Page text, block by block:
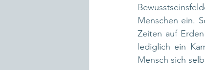
Menschen ein.
Zeiten auf
lediglich ein
Mensch sich